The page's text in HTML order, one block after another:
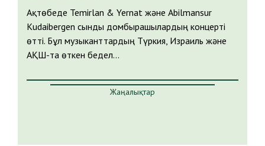
Ақтөбеде Temirlan & Yernat және Abilmansur
Kudaibergen сынды домбырашылардың концерті
өтті. Бұл музыканттардың Түркия, Израиль және
АҚШ-та өткен бедел…
Жаңалықтар